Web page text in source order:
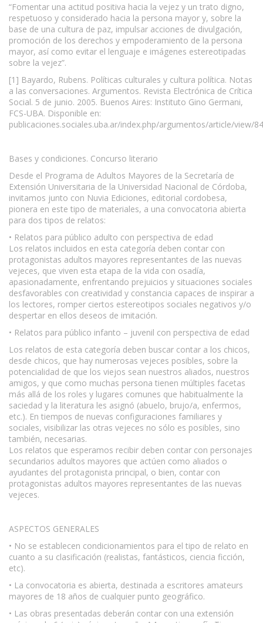
“Fomentar una actitud positiva hacia la vejez y un trato digno,
respetuoso y considerado hacia la persona mayor y, sobre la
base de una cultura de paz, impulsar acciones de divulgación,
promoción de los derechos y empoderamiento de la persona
mayor, así como evitar el lenguaje e imágenes estereotipadas
sobre la vejez”.
[1] Bayardo, Rubens. Políticas culturales y cultura política. Notas
a las conversaciones. Argumentos. Revista Electrónica de Crítica
Social. 5 de junio. 2005. Buenos Aires: Instituto Gino Germani,
FCS-UBA. Disponible en:
publicaciones.sociales.uba.ar/index.php/argumentos/article/view/
Bases y condiciones. Concurso literario
Desde el Programa de Adultos Mayores de la Secretaría de
Extensión Universitaria de la Universidad Nacional de Córdoba,
invitamos junto con Nuvia Ediciones, editorial cordobesa,
pionera en este tipo de materiales, a una convocatoria abierta
para dos tipos de relatos:
• Relatos para público adulto con perspectiva de edad
Los relatos incluidos en esta categoría deben contar con
protagonistas adultos mayores representantes de las nuevas
vejeces, que viven esta etapa de la vida con osadía,
apasionadamente, enfrentando prejuicios y situaciones sociales
desfavorables con creatividad y constancia capaces de inspirar a
los lectores, romper ciertos estereotipos sociales negativos y/o
despertar en ellos deseos de imitación.
• Relatos para público infanto – juvenil con perspectiva de edad
Los relatos de esta categoría deben buscar contar a los chicos,
desde chicos, que hay numerosas vejeces posibles, sobre la
potencialidad de que los viejos sean nuestros aliados, nuestros
amigos, y que como muchas persona tienen múltiples facetas
más allá de los roles y lugares comunes que habitualmente la
saciedad y la literatura les asignó (abuelo, brujo/a, enfermos,
etc.). En tiempos de nuevas configuraciones familiares y
sociales, visibilizar las otras vejeces no sólo es posibles, sino
también, necesarias.
Los relatos que esperamos recibir deben contar con personajes
secundarios adultos mayores que actúen como aliados o
ayudantes del protagonista principal, o bien, contar con
protagonistas adultos mayores representantes de las nuevas
vejeces.
ASPECTOS GENERALES
• No se establecen condicionamientos para el tipo de relato en
cuanto a su clasificación (realistas, fantásticos, ciencia ficción,
etc).
• La convocatoria es abierta, destinada a escritores amateurs
mayores de 18 años de cualquier punto geográfico.
• Las obras presentadas deberán contar con una extensión